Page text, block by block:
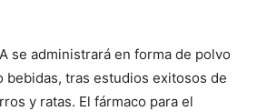
se administrará en forma de polvo
bebidas, tras estudios exitosos de
y ratas. El fármaco para el